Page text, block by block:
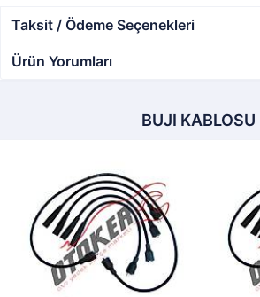
Taksit / Ödeme Seçenekleri
Ürün Yorumları
BUJI KABLOSU